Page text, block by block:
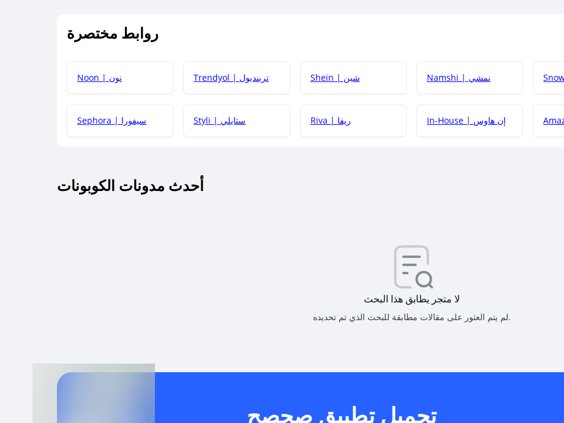
روابط مختصرة
Noon | نون Trendyol | ترينديول Shein | شين Namshi | نمشي
Sephora | سيفورا Styli | ستايلي Riva | ريفا In-House | إن هاوس
أحدث مدونات الكوبونات
لا متجر يطابق هذا البحث
لم يتم العثور على مقالات مطابقة للبحث الذي تم تحديده.
تحميل تطبيق صحصح